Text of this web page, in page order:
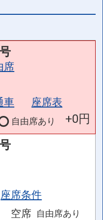
席
車
座席表
自由席あり
+0円
座席条件
空席
自由席あり